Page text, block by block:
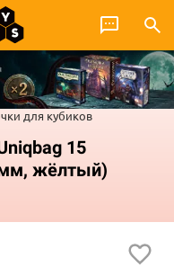
для кубиков
15
мм, жёлтый)